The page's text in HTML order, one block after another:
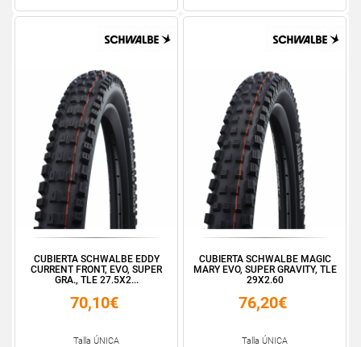
CUBIERTA SCHWALBE EDDY
CURRENT FRONT, EVO, SUPER
GRA., TLE 27.5X2...
70,10€
Talla ÚNICA
CUBIERTA SCHWALBE MAGIC
MARY EVO, SUPER GRAVITY, TLE
29X2.60
76,20€
Talla ÚNICA